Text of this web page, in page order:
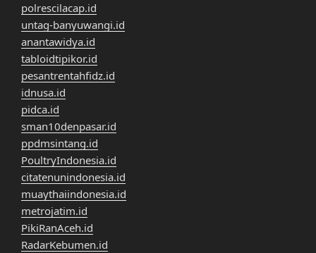
polrescilacap.id
untag-banyuwangi.id
anantawidya.id
tabloidtipikor.id
pesantrentahfidz.id
idnusa.id
pidca.id
sman10denpasar.id
ppdmsintang.id
PoultryIndonesia.id
citatenunindonesia.id
muaythaiindonesia.id
metrojatim.id
PikiRanAceh.id
RadarKebumen.id